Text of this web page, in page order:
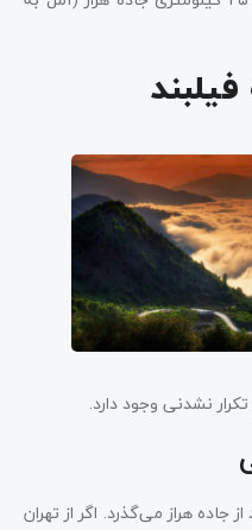
نشدنی وجود دارد.
هراز می‌گذرد. اگر از تهران